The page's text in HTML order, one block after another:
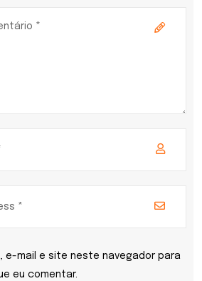
e-mail e site neste navegador para
eu comentar.